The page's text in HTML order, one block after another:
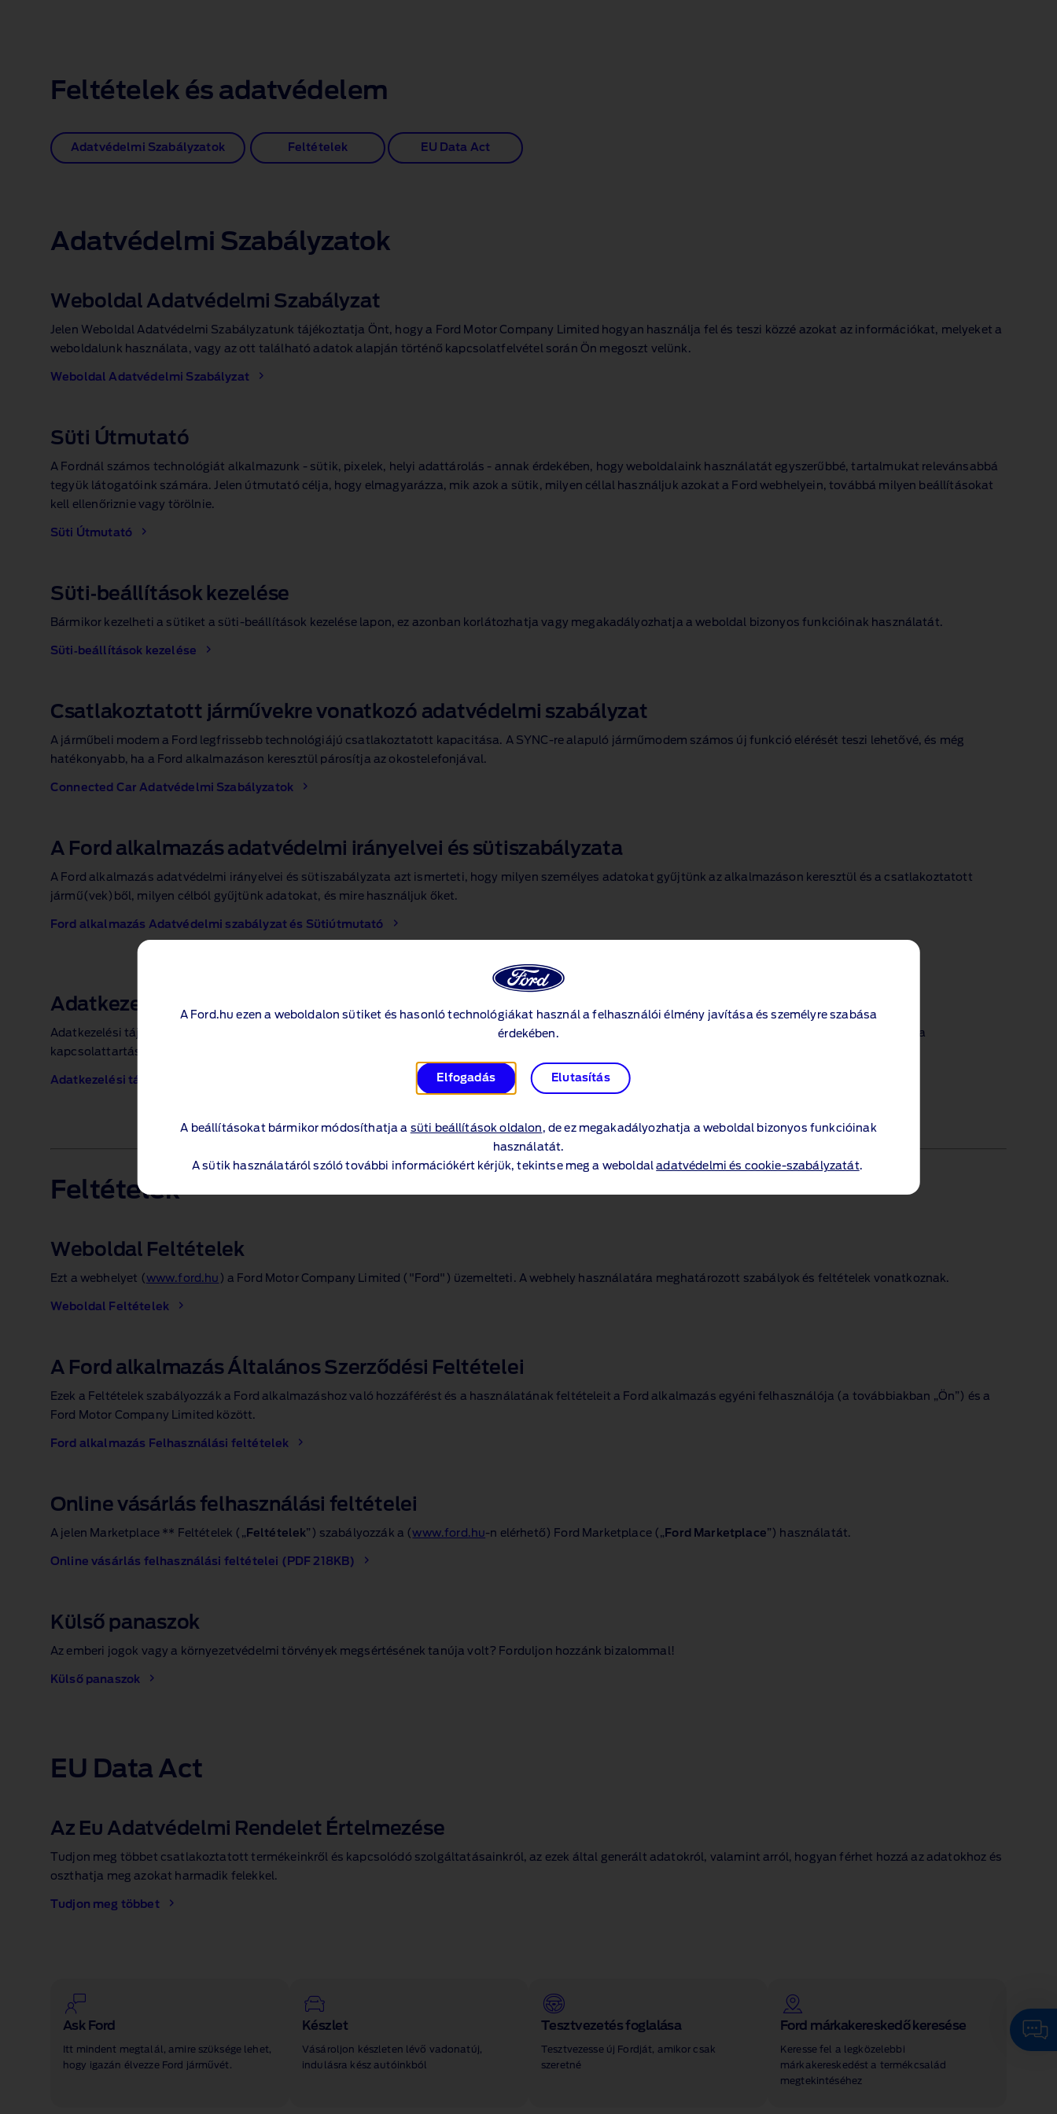
A Ford.hu ezen a weboldalon sütiket és hasonló technológiákat használ a felhasználói élmény javítása és személyre szabása
érdekében.
Elfogadás Elutasítás
A beállításokat bármikor módosíthatja a süti beállítások oldalon , de ez megakadályozhatja a weboldal bizonyos funkcióinak
használatát.
A sütik használatáról szóló további információkért kérjük, tekintse meg a weboldaladatvédelmi és cookie-szabályzatát.
Feltételek és adatvédelem
Adatvédelmi Szabályzatok Feltételek EU Data Act
Adatvédelmi Szabályzatok
Weboldal Adatvédelmi Szabályzat
Jelen Weboldal Adatvédelmi Szabályzatunk tájékoztatja Önt, hogy a Ford Motor Company Limited hogyan használja fel és teszi közzé azokat az információkat, melyeket a
weboldalunk használata, vagy az ott található adatok alapján történő kapcsolatfelvétel során Ön megoszt velünk.
Weboldal Adatvédelmi Szabályzat
Süti Útmutató
A Fordnál számos technológiát alkalmazunk ‑ sütik, pixelek, helyi adattárolás ‑ annak érdekében, hogy weboldalaink használatát egyszerűbbé, tartalmukat relevánsabbá
tegyük látogatóink számára. Jelen útmutató célja, hogy elmagyarázza, mik azok a sütik, milyen céllal használjuk azokat a Ford webhelyein, továbbá milyen beállításokat
kell ellenőriznie vagy törölnie.
Süti Útmutató
Süti‑beállítások kezelése
Bármikor kezelheti a sütiket a süti‑beállítások kezelése lapon, ez azonban korlátozhatja vagy megakadályozhatja a weboldal bizonyos funkcióinak használatát.
Süti‑beállítások kezelése
Csatlakoztatott járművekre vonatkozó adatvédelmi szabályzat
A járműbeli modem a Ford legfrissebb technológiájú csatlakoztatott kapacitása. A SYNC‑re alapuló járműmodem számos új funkció elérését teszi lehetővé, és még
hatékonyabb, ha a Ford alkalmazáson keresztül párosítja az okostelefonjával.
Connected Car Adatvédelmi Szabályzatok
A Ford alkalmazás adatvédelmi irányelvei és sütiszabályzata
A Ford alkalmazás adatvédelmi irányelvei és sütiszabályzata azt ismerteti, hogy milyen személyes adatokat gyűjtünk az alkalmazáson keresztül és a csatlakoztatott
jármű(vek)ből, milyen célból gyűjtünk adatokat, és mire használjuk őket.
Ford alkalmazás Adatvédelmi szabályzat és Sütiútmutató
Adatkezelési tájékoztató üzleti kapcsolattartóknak
Adatkezelési tájékoztató dokumentumunk tájékoztatja üzleti kapcsolattartóinkat, hogy a Ford Közép‑ és Kelet‑Európai Értékesítő Kft hogyan kezeli azokat a
kapcsolattartási adatokat, melyeket az FKKE üzleti partnerei szerződéskötés során vagy azzal kapcsolatban az Adatkezelő részére átadnak.
Adatkezelési tájékoztató üzleti kapcsolattartóknak
Feltételek
Weboldal Feltételek
Ezt a webhelyet ( www.ford.hu ) a Ford Motor Company Limited ("Ford") üzemelteti. A webhely használatára meghatározott szabályok és feltételek vonatkoznak.
Weboldal Feltételek
A Ford alkalmazás Általános Szerződési Feltételei
Ezek a Feltételek szabályozzák a Ford alkalmazáshoz való hozzáférést és a használatának feltételeit a Ford alkalmazás egyéni felhasználója (a továbbiakban „Ön”) és a
Ford Motor Company Limited között.
Ford alkalmazás Felhasználási feltételek
Online vásárlás felhasználási feltételei
A jelen Marketplace ** Feltételek („ Feltételek”) szabályozzák a (www.ford.hu‑n elérhető) Ford Marketplace („ Ford Marketplace”) használatát.
Online vásárlás felhasználási feltételei (PDF 218KB)
Külső panaszok
Az emberi jogok vagy a környezetvédelmi törvények megsértésének tanúja volt? Forduljon hozzánk bizalommal!
Külső panaszok
EU Data Act
Az Eu Adatvédelmi Rendelet Értelmezése
Tudjon meg többet csatlakoztatott termékeinkről és kapcsolódó szolgáltatásainkról, az ezek által generált adatokról, valamint arról, hogyan férhet hozzá az adatokhoz és
oszthatja meg azokat harmadik felekkel.
Tudjon meg többet
Ask Ford
Itt mindent megtalál, amire szüksége lehet,
hogy igazán élvezze Ford járművét.
Készlet
Vásároljon készleten lévő vadonatúj,
indulásra kész autóinkból
Tesztvezetés foglalása
Tesztvezesse új Fordját, amikor csak
szeretné
Ford márkakereskedő keresése
Keresse fel a legközelebbi
márkakereskedést a termékcsalád
megtekintéséhez